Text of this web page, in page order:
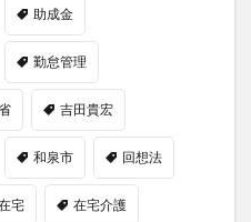
助成金
勤怠管理
吉田貴宏
和泉市 回想法
宅 在宅介護